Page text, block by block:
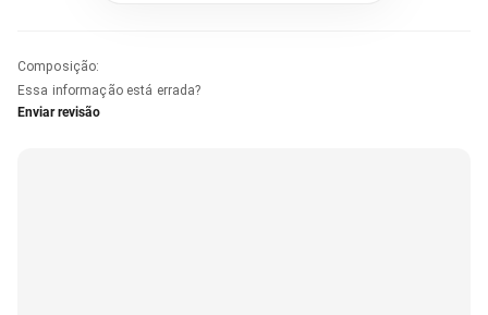
Composição:
Essa informação está errada?
Enviar revisão